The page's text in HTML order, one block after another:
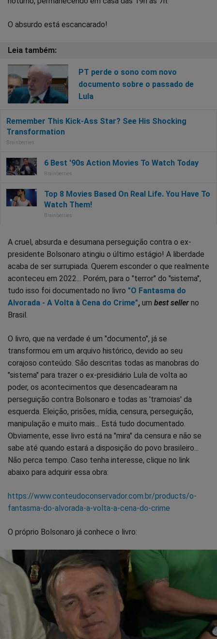
O absurdo está escancarado!
PT perde o sono com novo
documento sobre o passado de
Lula
A cruel, absurda e desumana perseguição contra o ex-
presidente Bolsonaro atingiu o último estágio! A liberdade
acaba de ser surrupiada. Querem esconder o que realmente
aconteceu em 2022... Porém, para o "terror" do "sistema",
tudo isso foi documentado no livro "O Fantasma do
Alvorada - A Volta à Cena do Crime", um best seller no
Brasil.
O livro, que na verdade é um "documento", já se
transformou em um arquivo histórico, devido ao seu
corajoso conteúdo. São descritas todas as manobras do
"sistema" para trazer o ex-presidiário Lula de volta ao
poder, os acontecimentos que desencadearam na
perseguição contra Bolsonaro e todas as 'tramoias' da
esquerda. Eleição, prisões, mídia, censura, perseguição,
manipulação e muito mais... Está tudo documentado.
Obviamente, esse livro está na "mira" da censura e não se
sabe até quando estará a disposição do povo brasileiro...
Não perca tempo. Caso tenha interesse, clique no link
abaixo para adquirir essa obra:
https://www.conteudoconservador.com.br/products/o-
fantasma-do-alvorada-a-volta-a-cena-do-crime
O próprio Bolsonaro já conhece o livro: